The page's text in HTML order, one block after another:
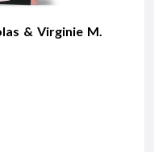
& Virginie M.